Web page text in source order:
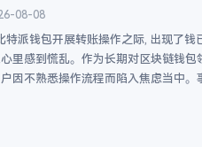
08-08
特派钱包开展转账操作之际, 出现了钱
里感到慌乱。作为长期对区块链钱包
因不熟悉操作流程而陷入焦虑当中。